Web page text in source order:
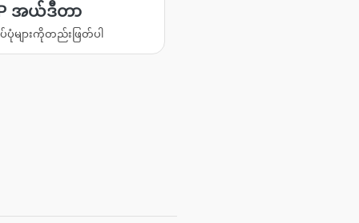
အယ်ဒီတာ
ပ်ပုံများကိုတည်းဖြတ်ပါ